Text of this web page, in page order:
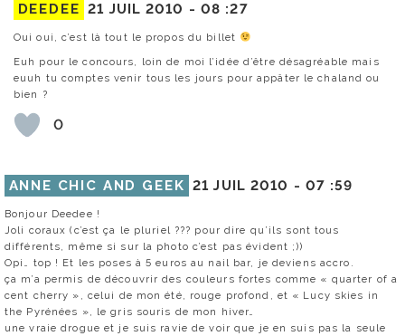
DEEDEE 21 JUIL 2010 - 08 :27
Oui oui, c’est là tout le propos du billet
Euh pour le concours, loin de moi l’idée d’être désagréable mais
euuh tu comptes venir tous les jours pour appâter le chaland ou
bien ?
0
ANNE CHIC AND GEEK 21 JUIL 2010 - 07 :59
Bonjour Deedee !
Joli coraux (c’est ça le pluriel ??? pour dire qu’ils sont tous
différents, même si sur la photo c’est pas évident ;))
Opi… top ! Et les poses à 5 euros au nail bar, je deviens accro.
ça m’a permis de découvrir des couleurs fortes comme « quarter of a
cent cherry », celui de mon été, rouge profond, et « Lucy skies in
the Pyrénées », le gris souris de mon hiver…
une vraie drogue et je suis ravie de voir que je en suis pas la seule